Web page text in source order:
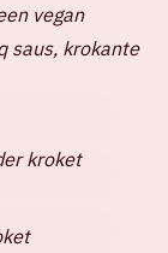
vegan
saus, krokante
kroket